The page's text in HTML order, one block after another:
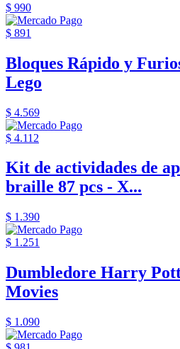
$ 990
$ 891
Bloques Rápido y
Lego
$ 4.569
$ 4.112
Kit de actividades de
braille 87 pcs - X...
$ 1.390
$ 1.251
Dumbledore Harry
Movies
$ 1.090